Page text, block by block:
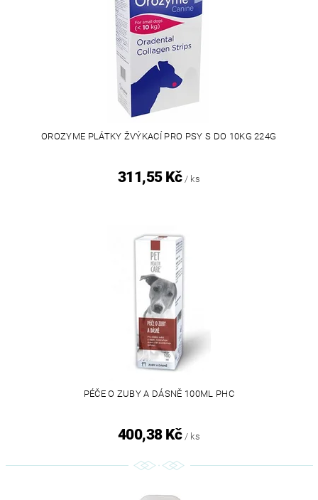
OROZYME PLÁTKY ŽVÝKACÍ PRO PSY S DO 10KG 224G
311,55 Kč / ks
PÉČE O ZUBY A DÁSNĚ 100ML PHC
400,38 Kč / ks